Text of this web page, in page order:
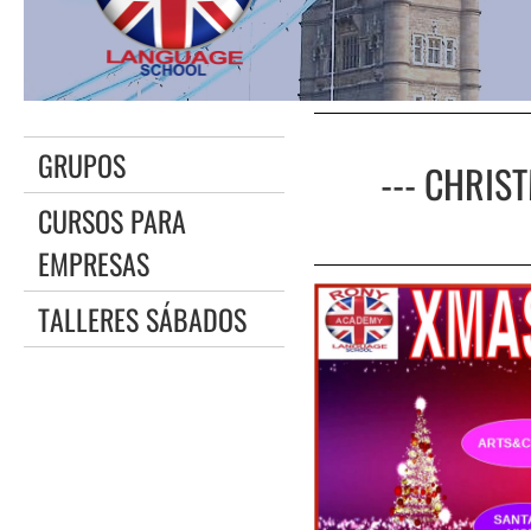
GRUPOS
CURSOS PARA
EMPRESAS
TALLERES SÁBADOS
---